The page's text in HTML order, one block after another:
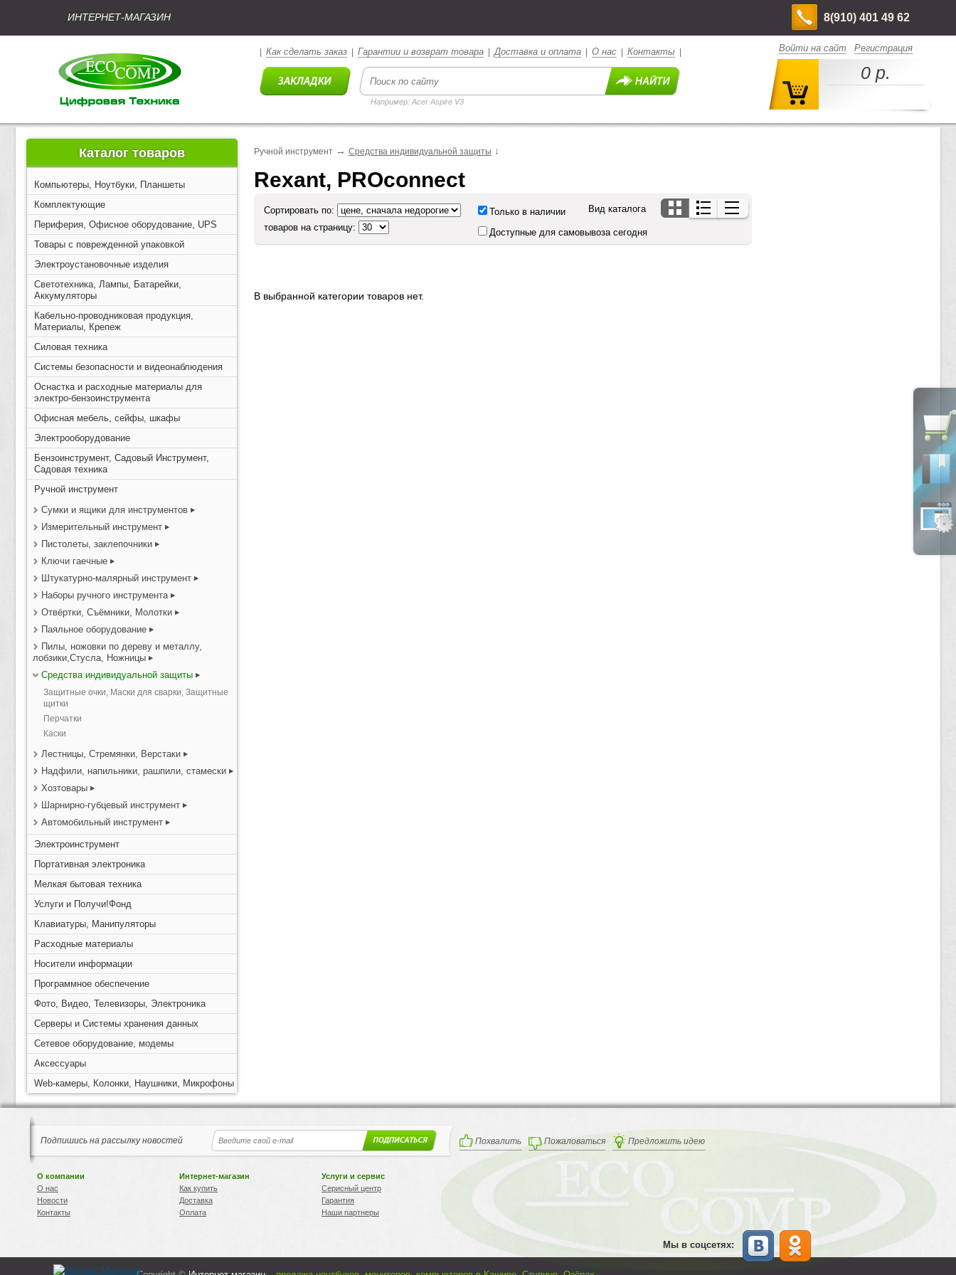
ИНТЕРНЕТ-МАГАЗИН 8(910) 401 49 62
Как сделать заказ Гарантии и возврат товара |Доставка и оплата О нас Контакты
Например: Acer Aspire V3
Войти на сайт Регистрация
0 р.
Каталог товаров
Компьютеры, Ноутбуки, Планшеты
Комплектующие
Периферия, Офисное оборудование, UPS
Товары с поврежденной упаковкой
Электроустановочные изделия
Светотехника, Лампы, Батарейки,
Аккумуляторы
Кабельно-проводниковая продукция,
Материалы, Крепеж
Силовая техника
Системы безопасности и видеонаблюдения
Оснастка и расходные материалы для
электро-бензоинструмента
Офисная мебель, сейфы, шкафы
Электрооборудование
Бензоинструмент, Садовый Инструмент,
Садовая техника
Ручной инструмент
Сумки и ящики для инструментов
Измерительный инструмент
Пистолеты, заклепочники
Ключи гаечные
Штукатурно-малярный инструмент
Наборы ручного инструмента
Отвёртки, Съёмники, Молотки
Паяльное оборудование
Пилы, ножовки по дереву и металлу,
лобзики,Стусла, Ножницы
Средства индивидуальной защиты
Защитные очки, Маски для сварки, Защитные
щитки
Перчатки
Каски
Лестницы, Стремянки, Верстаки
Надфили, напильники, рашпили, стамески
Хозтовары
Шарнирно-губцевый инструмент
Автомобильный инструмент
Электроинструмент
Портативная электроника
Мелкая бытовая техника
Услуги и Получи!Фонд
Клавиатуры, Манипуляторы
Расходные материалы
Носители информации
Программное обеспечение
Фото, Видео, Телевизоры, Электроника
Серверы и Системы хранения данных
Сетевое оборудование, модемы
Аксессуары
Web-камеры, Колонки, Наушники, Микрофоны
Ручной инструмент → Средства индивидуальной защиты ↓
Rexant, PROconnect
Сортировать по:
товаров на страницу:
Только в наличии
Доступные для самовывоза сегодня
Вид каталога
В выбранной категории товаров нет.
Подпишись на рассылку новостей Похвалить Пожаловаться Предложить идею
О компании
О нас
Новости
Контакты
Интернет-магазин
Как купить
Доставка
Оплата
Услуги и сервис
Серисный центр
Гарантия
Наши партнеры
Мы в соцсетях: